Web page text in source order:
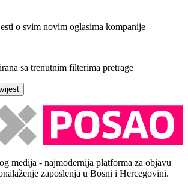
o svim novim oglasima kompanije
sa trenutnim filterima pretrage
medija - najmodernija platforma za objavu
zaposlenja u Bosni i Hercegovini.